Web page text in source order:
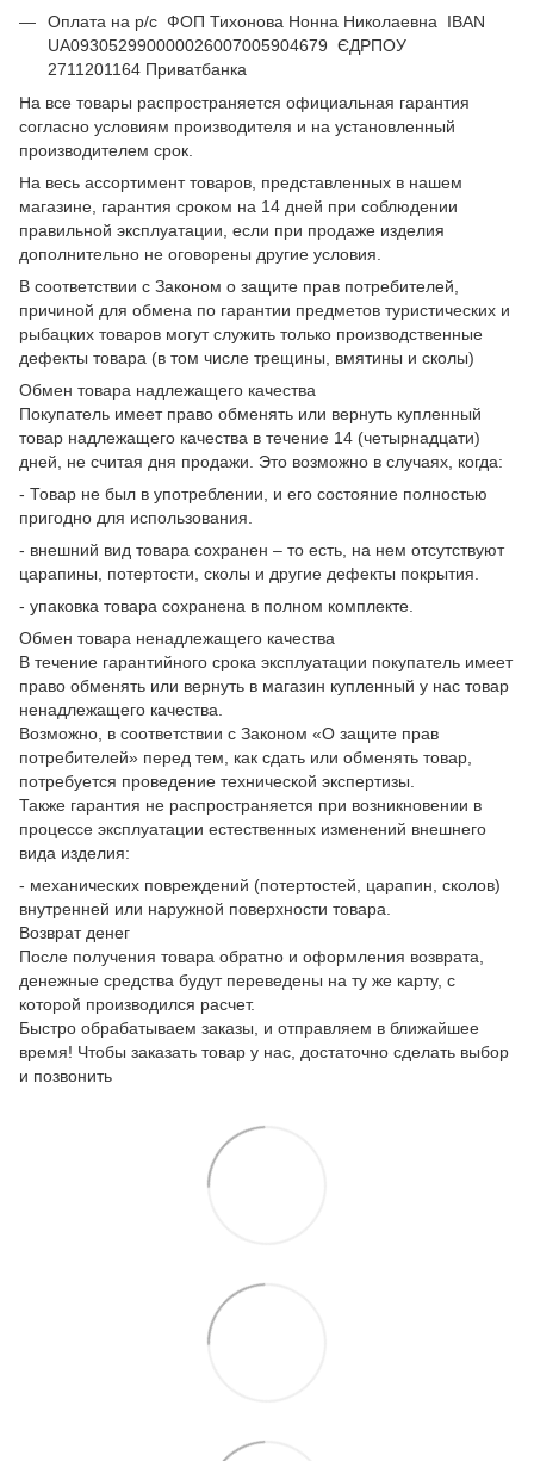
Оплата на р/с ФОП Тихонова Нонна Николаевна IBAN
UA093052990000026007005904679 ЄДРПОУ
2711201164 Приватбанка
На все товары распространяется официальная гарантия
согласно условиям производителя и на установленный
производителем срок.
На весь ассортимент товаров, представленных в нашем
магазине, гарантия сроком на 14 дней при соблюдении
правильной эксплуатации, если при продаже изделия
дополнительно не оговорены другие условия.
В соответствии с Законом о защите прав потребителей,
причиной для обмена по гарантии предметов туристических и
рыбацких товаров могут служить только производственные
дефекты товара (в том числе трещины, вмятины и сколы)
Обмен товара надлежащего качества
Покупатель имеет право обменять или вернуть купленный
товар надлежащего качества в течение 14 (четырнадцати)
дней, не считая дня продажи. Это возможно в случаях, когда:
- Товар не был в употреблении, и его состояние полностью
пригодно для использования.
- внешний вид товара сохранен – то есть, на нем отсутствуют
царапины, потертости, сколы и другие дефекты покрытия.
- упаковка товара сохранена в полном комплекте.
Обмен товара ненадлежащего качества
В течение гарантийного срока эксплуатации покупатель имеет
право обменять или вернуть в магазин купленный у нас товар
ненадлежащего качества.
Возможно, в соответствии с Законом «О защите прав
потребителей» перед тем, как сдать или обменять товар,
потребуется проведение технической экспертизы.
Также гарантия не распространяется при возникновении в
процессе эксплуатации естественных изменений внешнего
вида изделия:
- механических повреждений (потертостей, царапин, сколов)
внутренней или наружной поверхности товара.
Возврат денег
После получения товара обратно и оформления возврата,
денежные средства будут переведены на ту же карту, с
которой производился расчет.
Быстро обрабатываем заказы, и отправляем в ближайшее
время! Чтобы заказать товар у нас, достаточно сделать выбор
и позвонить